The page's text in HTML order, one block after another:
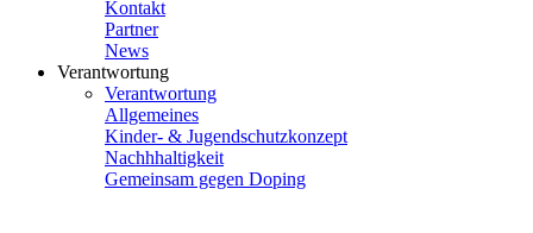
Kontakt
Partner
News
Verantwortung
Verantwortung
Allgemeines
Kinder- & Jugendschutzkonzept
Nachhhaltigkeit
Gemeinsam gegen Doping